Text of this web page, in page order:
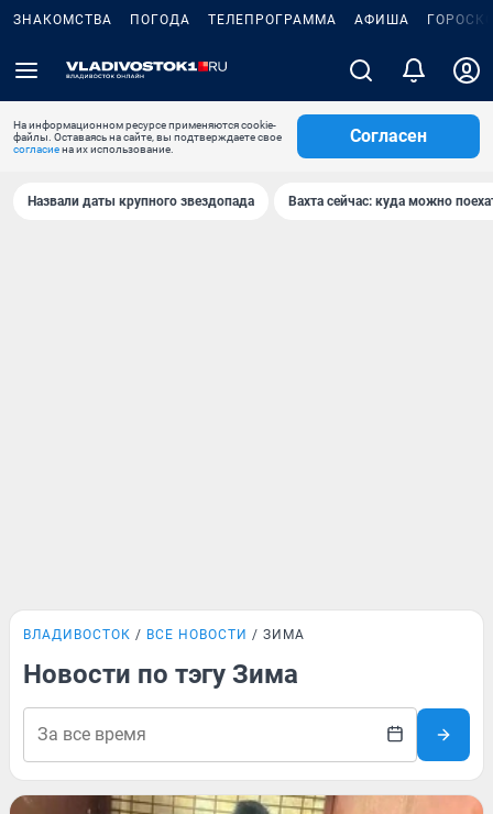
ЗНАКОМСТВА ПОГОДА ТЕЛЕПРОГРАММА АФИША
На информационном ресурсе применяются cookie-
файлы. Оставаясь на сайте, вы подтверждаете свое
согласиена их использование.
Согласен
Назвали даты крупного звездопада Вахта сейчас: куда можно
ВЛАДИВОСТОК ВСЕ НОВОСТИ ЗИМА
Новости по тэгу Зима